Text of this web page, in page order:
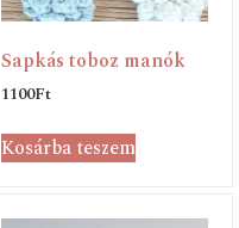
Sapkás toboz manók
1100Ft
Kosárba teszem